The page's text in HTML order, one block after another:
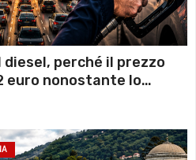
diesel, perché il prezzo
euro nonostante lo